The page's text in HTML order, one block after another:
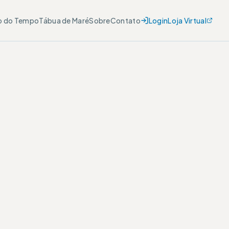
do TempoTábua de MaréSobreContato LoginLoja Virtual